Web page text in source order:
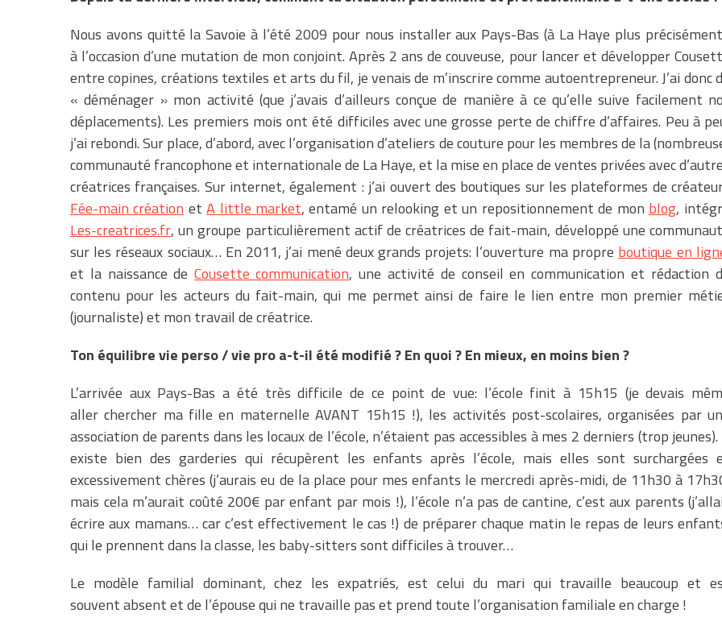
Nous avons quitté la Savoie à l’été 2009 pour nous installer aux Pays-Bas (à La Haye plus
à l’occasion d’une mutation de mon conjoint. Après 2 ans de couveuse, pour lancer et développer
entre copines, créations textiles et arts du fil, je venais de m’inscrire comme autoentrepreneur. J’ai donc
« déménager » mon activité (que j’avais d’ailleurs conçue de manière à ce qu’elle suive facilement
déplacements). Les premiers mois ont été difficiles avec une grosse perte de chiffre d’affaires. Peu à
j’ai rebondi. Sur place, d’abord, avec l’organisation d’ateliers de couture pour les membres de la
communauté francophone et internationale de La Haye, et la mise en place de ventes privées avec
créatrices françaises. Sur internet, également : j’ai ouvert des boutiques sur les plateformes de
Fée-main création et A little market, entamé un relooking et un repositionnement de mon blog,
Les-creatrices.fr, un groupe particulièrement actif de créatrices de fait-main, développé une
sur les réseaux sociaux… En 2011, j’ai mené deux grands projets: l’ouverture ma propre boutique en
et la naissance de Cousette communication, une activité de conseil en communication et rédaction
contenu pour les acteurs du fait-main, qui me permet ainsi de faire le lien entre mon premier
(journaliste) et mon travail de créatrice.
Ton équilibre vie perso / vie pro a-t-il été modifié ? En quoi ? En mieux, en moins bien ?
L’arrivée aux Pays-Bas a été très difficile de ce point de vue: l’école finit à 15h15 (je devais
aller chercher ma fille en maternelle AVANT 15h15 !), les activités post-scolaires, organisées par
association de parents dans les locaux de l’école, n’étaient pas accessibles à mes 2 derniers (trop jeunes).
existe bien des garderies qui récupèrent les enfants après l’école, mais elles sont surchargées
excessivement chères (j’aurais eu de la place pour mes enfants le mercredi après-midi, de 11h30 à
mais cela m’aurait coûté 200€ par enfant par mois !), l’école n’a pas de cantine, c’est aux parents
écrire aux mamans… car c’est effectivement le cas !) de préparer chaque matin le repas de leurs
qui le prennent dans la classe, les baby-sitters sont difficiles à trouver…
Le modèle familial dominant, chez les expatriés, est celui du mari qui travaille beaucoup et
souvent absent et de l’épouse qui ne travaille pas et prend toute l’organisation familiale en charge !